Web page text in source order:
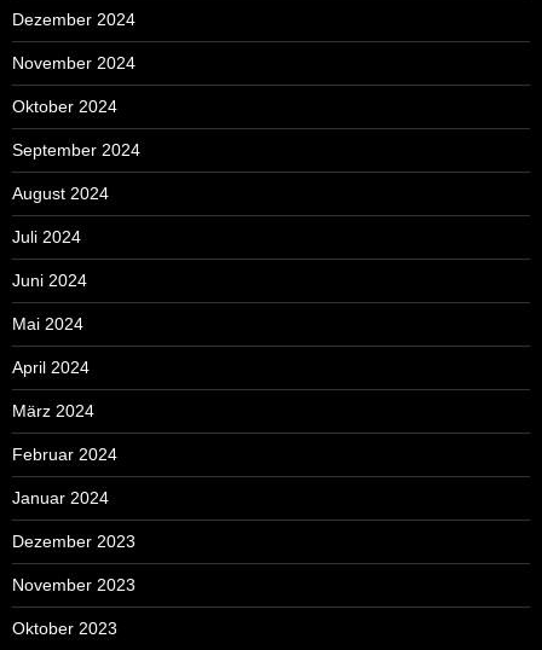
Dezember 2024
November 2024
Oktober 2024
September 2024
August 2024
Juli 2024
Juni 2024
Mai 2024
April 2024
März 2024
Februar 2024
Januar 2024
Dezember 2023
November 2023
Oktober 2023